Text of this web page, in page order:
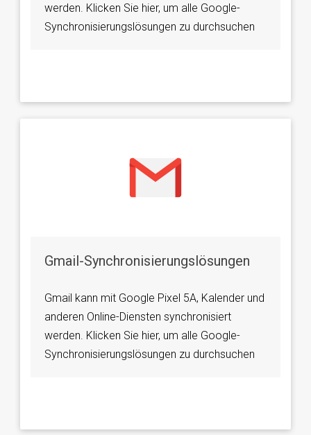
werden. Klicken Sie hier, um alle Google-
Synchronisierungslösungen zu durchsuchen
Gmail-Synchronisierungslösungen
Gmail kann mit Google Pixel 5A, Kalender und
anderen Online-Diensten synchronisiert
werden. Klicken Sie hier, um alle Google-
Synchronisierungslösungen zu durchsuchen